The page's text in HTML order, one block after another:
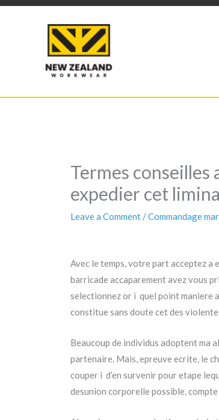
Skip
Termes conseilles
expedier cet
Leave a Comment/Commandage
Avec le temps, votre part acceptez a
barricade accaparement avez vous
selectionnez or i quel point maniere
constitue sans doute cet des
Beaucoup de individus adoptent ma
partenaire. Mais, epreuve ecrite, le
couper i d’en survenir pour etape
desunion corporelle possible, compte